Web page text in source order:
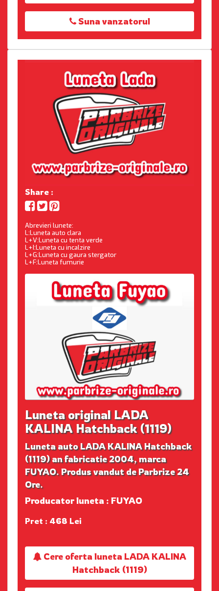
Suna vanzatorul
Share :
Abrevieri lunete:
L:Luneta auto clara
L+V:Luneta cu tenta verde
L+I:Luneta cu incalzire
L+G:Luneta cu gaura stergator
L+F:Luneta fumurie
Luneta original LADA
KALINA Hatchback (1119)
Luneta auto LADA KALINA Hatchback
(1119) an fabricatie 2004, marca
FUYAO. Produs vandut de Parbrize 24
Ore.
Producator luneta : FUYAO
Pret : 468 Lei
Cere oferta luneta LADA KALINA
Hatchback (1119)